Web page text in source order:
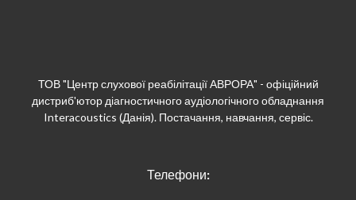
ТОВ "Центр слухової реабілітації АВРОРА" - офіційний
дистриб'ютор діагностичного аудіологічного обладнання
Interacoustics (Данія). Постачання, навчання, сервіс.
Телефони: